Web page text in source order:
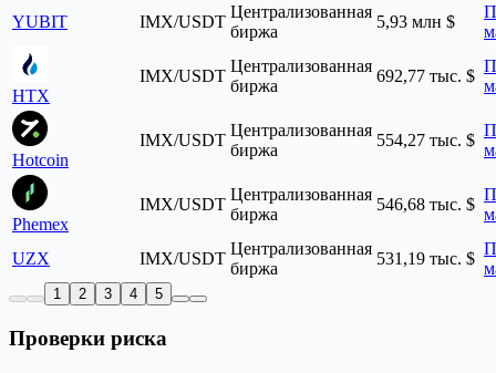
YUBIT IMX/USDT
Централизованная
биржа
5,93 млн $
HTX
IMX/USDT
Централизованная
биржа
692,77 тыс. $
Hotcoin
IMX/USDT
Централизованная
биржа
554,27 тыс. $
Phemex
IMX/USDT
Централизованная
биржа
546,68 тыс. $
UZX IMX/USDT
Централизованная
биржа
531,19 тыс. $
1 2 3 4 5
Проверки риска